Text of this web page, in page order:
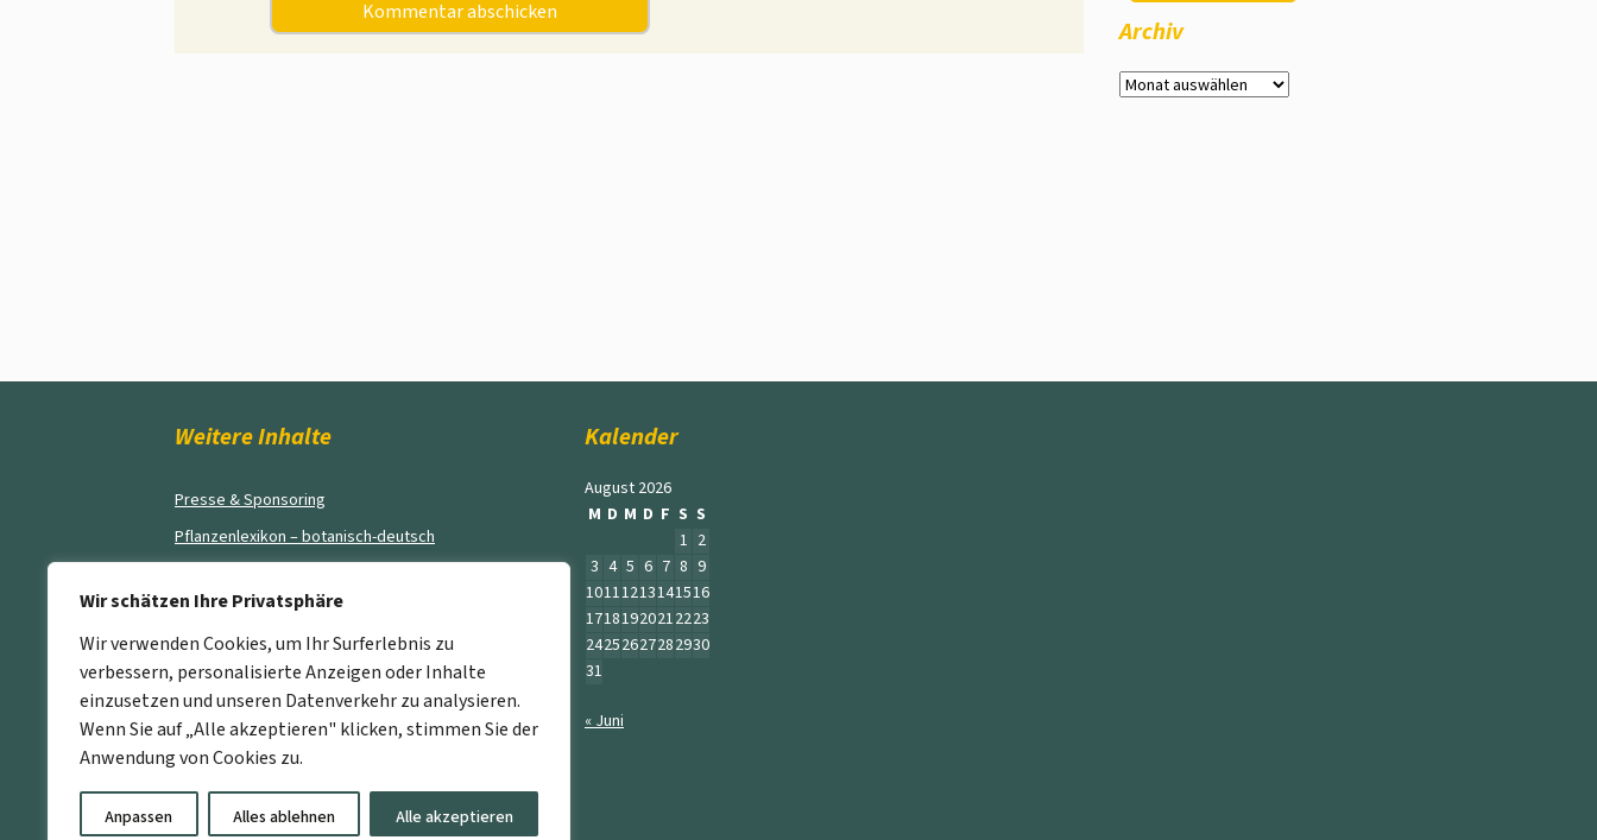
Wir schätzen Ihre Privatsphäre
Wir verwenden Cookies, um Ihr Surferlebnis zu
verbessern, personalisierte Anzeigen oder Inhalte
einzusetzen und unseren Datenverkehr zu analysieren.
Wenn Sie auf „Alle akzeptieren" klicken, stimmen Sie der
Anwendung von Cookies zu.
Anpassen Alles ablehnen Alle akzeptieren
Archiv
Weitere Inhalte
Presse & Sponsoring
Pflanzenlexikon – botanisch-deutsch
AGB’s
Impressum
Kontakt
Kalender
August 2026
M D M D F S S
1 2
3 4 5 6 7 8 9
10111213141516
17181920212223
24252627282930
31
« Juni